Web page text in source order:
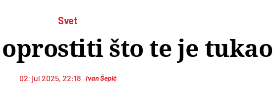
Svet
što te je tukao
02. jul 2025, 22:18 Ivan Šepić